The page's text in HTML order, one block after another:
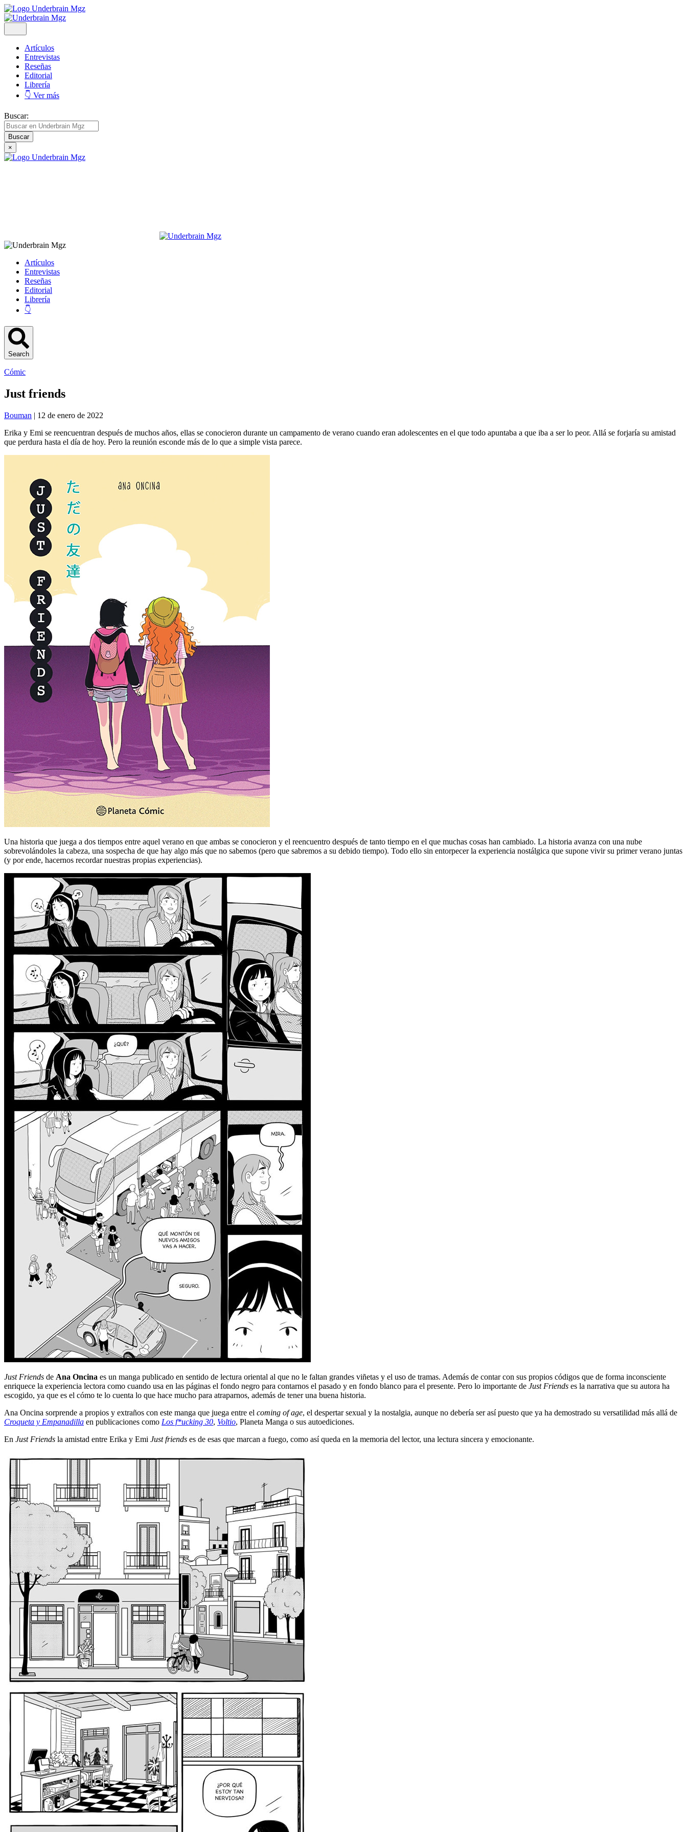
Artículos
Entrevistas
Reseñas
Editorial
Librería
👇 Ver más
Buscar:
×
Artículos
Entrevistas
Reseñas
Editorial
Librería
👇
Search
Cómic
Just friends
Bouman | 12 de enero de 2022
Erika y Emi se reencuentran después de muchos años, ellas se conocieron durante un campamento de verano cuando eran adolescentes en el que todo apuntaba a que iba a ser lo peor. Allá se forjaría su amistad
que perdura hasta el día de hoy. Pero la reunión esconde más de lo que a simple vista parece.
Una historia que juega a dos tiempos entre aquel verano en que ambas se conocieron y el reencuentro después de tanto tiempo en el que muchas cosas han cambiado. La historia avanza con una nube
sobrevolándoles la cabeza, una sospecha de que hay algo más que no sabemos (pero que sabremos a su debido tiempo). Todo ello sin entorpecer la experiencia nostálgica que supone vivir su primer verano juntas
(y por ende, hacernos recordar nuestras propias experiencias).
Just Friends de Ana Oncina es un manga publicado en sentido de lectura oriental al que no le faltan grandes viñetas y el uso de tramas. Además de contar con sus propios códigos que de forma inconsciente
enriquece la experiencia lectora como cuando usa en las páginas el fondo negro para contarnos el pasado y en fondo blanco para el presente. Pero lo importante de Just Friends es la narrativa que su autora ha
escogido, ya que es el cómo te lo cuenta lo que hace mucho para atraparnos, además de tener una buena historia.
Ana Oncina sorprende a propios y extraños con este manga que juega entre el coming of age, el despertar sexual y la nostalgia, aunque no debería ser así puesto que ya ha demostrado su versatilidad más allá de
Croqueta y Empanadilla en publicaciones como Los f*ucking 30, Voltio, Planeta Manga o sus autoediciones.
En Just Friends la amistad entre Erika y Emi Just friends es de esas que marcan a fuego, como así queda en la memoria del lector, una lectura sincera y emocionante.